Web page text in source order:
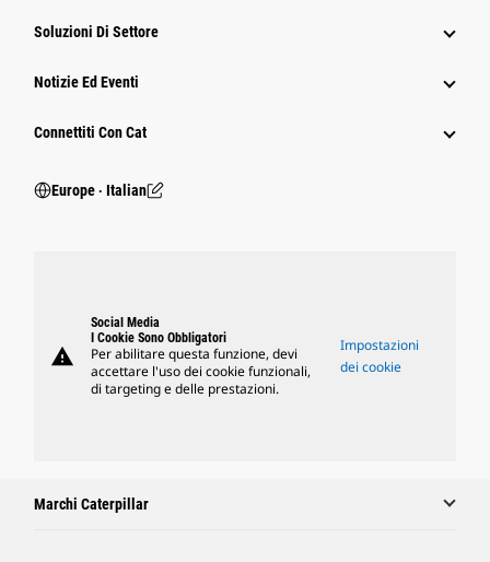
Soluzioni Di Settore
Notizie Ed Eventi
Connettiti Con Cat
Europe ‧ Italian
warning
Social Media
I Cookie Sono Obbligatori
Per abilitare questa funzione, devi
accettare l'uso dei cookie funzionali,
di targeting e delle prestazioni.
Impostazioni
dei cookie
Marchi Caterpillar